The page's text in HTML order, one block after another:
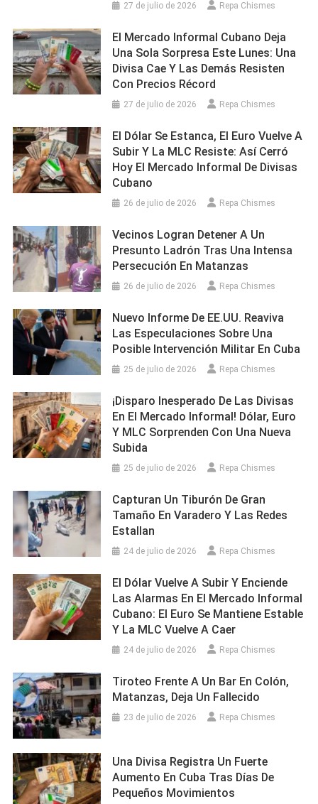
27 de julio de 2026 Repa Chismes
El Mercado Informal Cubano Deja
Una Sola Sorpresa Este Lunes: Una
Divisa Cae Y Las Demás Resisten
Con Precios Récord
27 de julio de 2026 Repa Chismes
El Dólar Se Estanca, El Euro Vuelve A
Subir Y La MLC Resiste: Así Cerró
Hoy El Mercado Informal De Divisas
Cubano
26 de julio de 2026 Repa Chismes
Vecinos Logran Detener A Un
Presunto Ladrón Tras Una Intensa
Persecución En Matanzas
26 de julio de 2026 Repa Chismes
Nuevo Informe De EE.UU. Reaviva
Las Especulaciones Sobre Una
Posible Intervención Militar En Cuba
25 de julio de 2026 Repa Chismes
¡Disparo Inesperado De Las Divisas
En El Mercado Informal! Dólar, Euro
Y MLC Sorprenden Con Una Nueva
Subida
25 de julio de 2026 Repa Chismes
Capturan Un Tiburón De Gran
Tamaño En Varadero Y Las Redes
Estallan
24 de julio de 2026 Repa Chismes
El Dólar Vuelve A Subir Y Enciende
Las Alarmas En El Mercado Informal
Cubano: El Euro Se Mantiene Estable
Y La MLC Vuelve A Caer
24 de julio de 2026 Repa Chismes
Tiroteo Frente A Un Bar En Colón,
Matanzas, Deja Un Fallecido
23 de julio de 2026 Repa Chismes
Una Divisa Registra Un Fuerte
Aumento En Cuba Tras Días De
Pequeños Movimientos